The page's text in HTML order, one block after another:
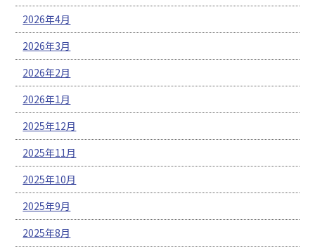
2026年4月
2026年3月
2026年2月
2026年1月
2025年12月
2025年11月
2025年10月
2025年9月
2025年8月